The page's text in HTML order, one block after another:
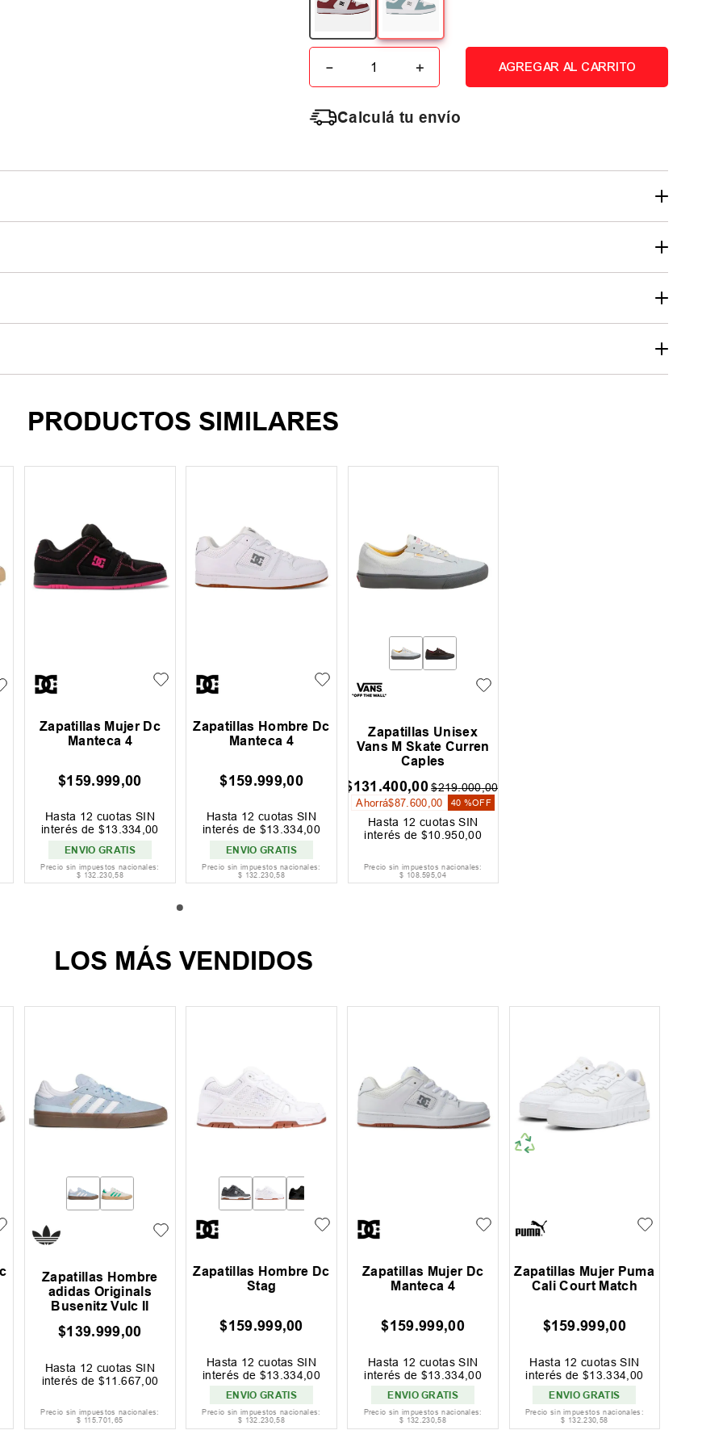
＋
－ AGREGAR AL CARRITO
Calculá tu envío
PRODUCTOS SIMILARES
Zapatillas Mujer Dc
Manteca 4
$159.999,00
Hasta 12 cuotas SIN
interés de $13 334 ,00
ENVIO GRATIS
Precio sin impuestos nacionales:
$ 132.230,58
Zapatillas Hombre Dc
Manteca 4
$159.999,00
Hasta 12 cuotas SIN
interés de $13 334,00
ENVIO GRATIS
Precio sin impuestos nacionales:
$ 132.230,58
Zapatillas Unisex
Vans M Skate Curren
Caples
$131 .400,00$219.000,00
Ahorrá$87 600 00 40 %OFF
Hasta 12 cuotas SIN
interés de $10 .950 ,00
Precio sin impuestos nacionales:
$ 108.595,04
LOS MÁS VENDIDOS
Zapatillas Hombre
adidas Originals
Busenitz Vulc II
$139.999,00
Hasta 12 cuotas SIN
interés de $11 .667 00
Precio sin impuestos nacionales:
$ 115.701,65
Zapatillas Hombre Dc
Stag
$159.999,00
Hasta 12 cuotas SIN
interés de $13 334,00
ENVIO GRATIS
Precio sin impuestos nacionales:
$ 132.230,58
Zapatillas Mujer Dc
Manteca 4
$159.999,00
Hasta 12 cuotas SIN
interés de $13 .334 ,00
ENVIO GRATIS
Precio sin impuestos nacionales:
$ 132.230,58
Zapatillas Mujer Puma
Cali Court Match
$159.999,00
Hasta 12 cuotas SIN
interés de $13.334 00
ENVIO GRATIS
Precio sin impuestos nacionales:
$ 132.230,58